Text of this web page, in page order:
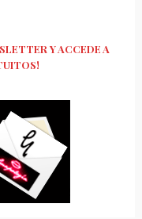
Y ACCEDE A